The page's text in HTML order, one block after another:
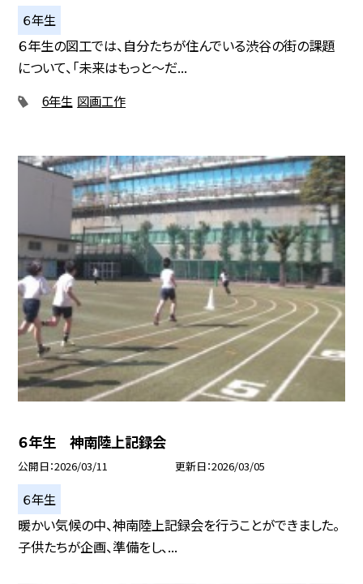
６年生
６年生の図工では、自分たちが住んでいる渋谷の街の課題
について、「未来はもっと～だ...
6年生 図画工作
６年生 神南陸上記録会
公開日 2026/03/11 更新日 2026/03/05
６年生
暖かい気候の中、神南陸上記録会を行うことができました。
子供たちが企画、準備をし、...